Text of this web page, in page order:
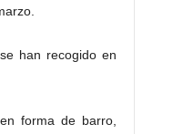
han recogido en
forma de barro,